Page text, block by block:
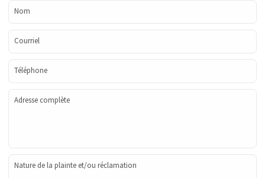
Nom
Courriel
Téléphone
Adresse complète
Nature de la plainte et/ou réclamation